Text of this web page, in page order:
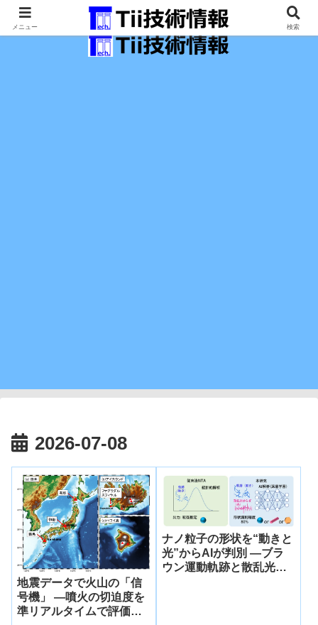
最新の科学技術の情報インフラ。
2026-07-08
地震データで火山の「信
号機」 ―噴火の切迫度を
準リアルタイムで評価
ナノ粒子の形状を“動きと
光”からAIが判別 ―ブラ
ウン運動軌跡と散乱光ゆ
メニュー 検索